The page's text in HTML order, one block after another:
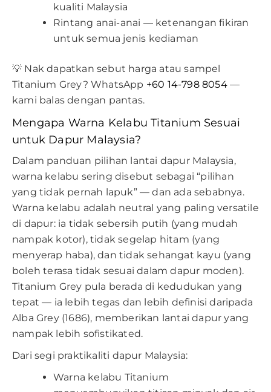
kualiti Malaysia
Rintang anai-anai — ketenangan fikiran
untuk semua jenis kediaman
💡 Nak dapatkan sebut harga atau sampel
Titanium Grey? WhatsApp +60 14-798 8054—
kami balas dengan pantas.
Mengapa Warna Kelabu Titanium Sesuai
untuk Dapur Malaysia?
Dalam panduan pilihan lantai dapur Malaysia,
warna kelabu sering disebut sebagai “pilihan
yang tidak pernah lapuk” — dan ada sebabnya.
Warna kelabu adalah neutral yang paling versatile
di dapur: ia tidak sebersih putih (yang mudah
nampak kotor), tidak segelap hitam (yang
menyerap haba), dan tidak sehangat kayu (yang
boleh terasa tidak sesuai dalam dapur moden).
Titanium Grey pula berada di kedudukan yang
tepat — ia lebih tegas dan lebih definisi daripada
Alba Grey (1686), memberikan lantai dapur yang
nampak lebih sofistikated.
Dari segi praktikaliti dapur Malaysia:
Warna kelabu Titanium